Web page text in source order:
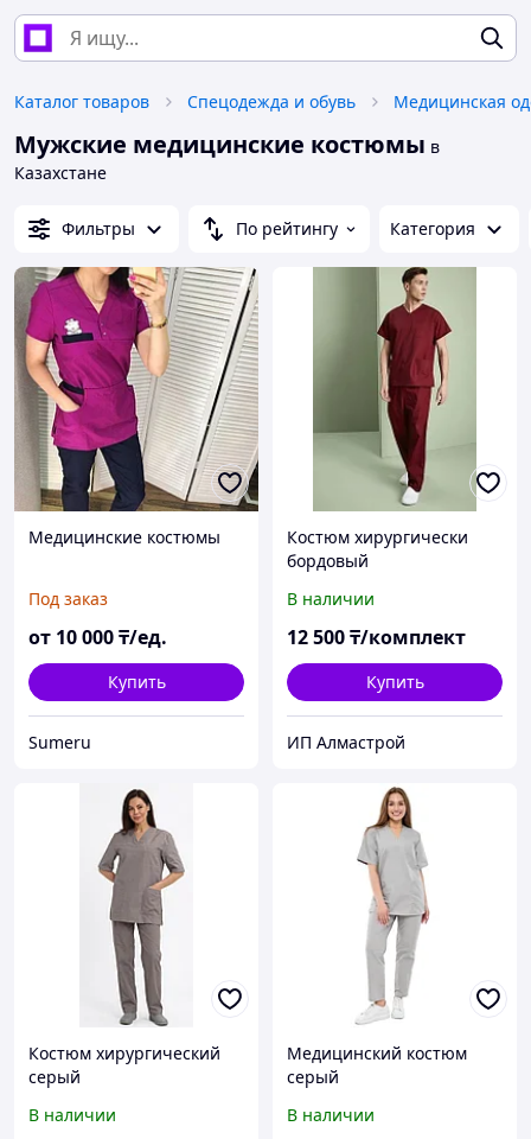
Каталог товаров Спецодежда и обувь Медицинская
Мужские медицинские костюмы в
Казахстане
Фильтры По рейтингу Категория
Медицинские костюмы
Под заказ
от 10 000₸/ед.
Купить
Sumeru
Костюм хирургически
бордовый
В наличии
12 500₸/комплект
Купить
ИП Алмастрой
Костюм хирургический
серый
В наличии
Медицинский костюм
серый
В наличии